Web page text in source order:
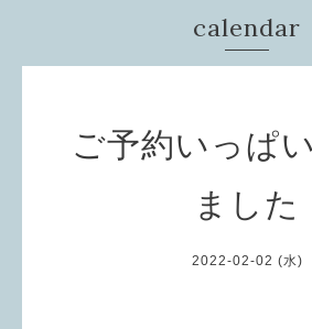
calendar
ご予約いっぱ
ました
2022-02-02 (水)